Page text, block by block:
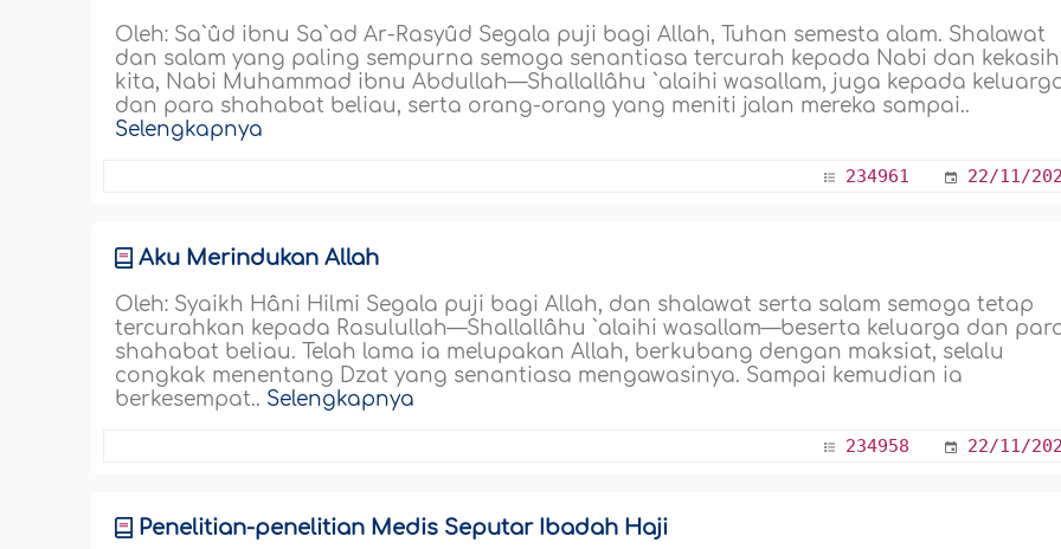
Oleh: Sa`ûd ibnu Sa`ad Ar-Rasyûd Segala puji bagi Allah, Tuhan semesta alam. Shalawat
dan salam yang paling sempurna semoga senantiasa tercurah kepada Nabi dan kekasih
kita, Nabi Muhammad ibnu Abdullah—Shallallâhu `alaihi wasallam, juga kepada
dan para shahabat beliau, serta orang-orang yang meniti jalan mereka sampai..
Selengkapnya
234961 22/11/
Aku Merindukan Allah
Oleh: Syaikh Hâni Hilmi Segala puji bagi Allah, dan shalawat serta salam semoga tetap
tercurahkan kepada Rasulullah—Shallallâhu `alaihi wasallam—beserta keluarga dan
shahabat beliau. Telah lama ia melupakan Allah, berkubang dengan maksiat, selalu
congkak menentang Dzat yang senantiasa mengawasinya. Sampai kemudian ia
berkesempat.. Selengkapnya
234958 22/11/
Penelitian-penelitian Medis Seputar Ibadah Haji